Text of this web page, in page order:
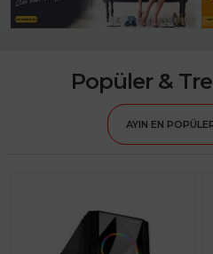
Popüler &
AYIN EN